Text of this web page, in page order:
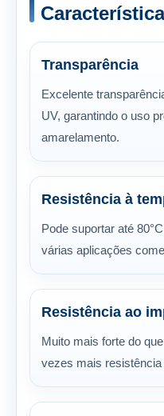
Transparência
Excelente
UV, garantindo o uso
amarelamento.
Resistência à
Pode suportar até
várias aplicações
Resistência ao
Muito mais forte do
vezes mais